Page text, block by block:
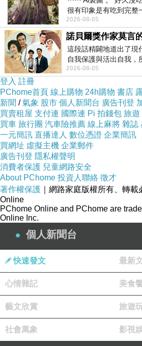
浪P1060894-02.JPG
很有印象是有吃到完整
桑椹汁。 現在是連喝都
2026-08-05
這段話精闢地道出了現
自我保護與活出自我，
的平衡。 核心解讀與看
2026-08-05
登入 註冊
PChome首頁 線上購物 24h購物 書店
新聞 /氣象 股市 個人新聞台 廣告刊登
買賣租屋 支付連 國際連 Pi 拍錢包 旅遊
買車 旅行團 汽車險推薦 線上麻將 雜誌
一元簡訊 直播達人 數位憑證 企業簡訊
買網址 虛擬主機 企業郵件
廣告刊登 隱私權聲明
消費者保護 兒童網路安全
About PChome 投資人聯絡 徵才
著作權保護 ｜網路家庭版權所有、轉載
Online
PChome Online and PChome are
Online Inc.
個人新聞台
快速發文 最新
心情雜記 美食
藝文欣賞 旅遊
社會萬象 影視